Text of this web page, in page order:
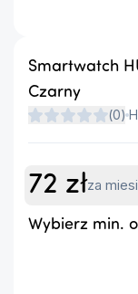
Smartwatch
Czarny
(0)
72 złza
Wybierz min.